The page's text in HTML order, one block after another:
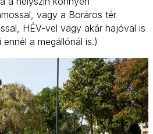
vagy a Boráros tér
HÉV-vel vagy akár hajóval is
a megállónál is.)